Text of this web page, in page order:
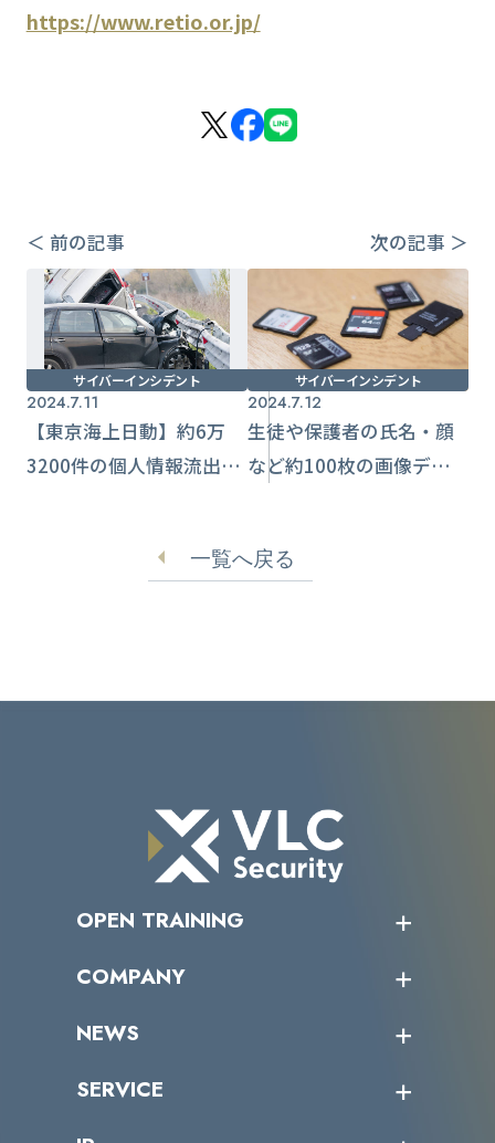
https://www.retio.or.jp/
＜ 前の記事 次の記事 ＞
サイバーインシデント
2024.7.11
【東京海上日動】約6万
3200件の個人情報流出お
サイバーインシデント
2024.7.12
生徒や保護者の氏名・顔
など約100枚の画像データ
一覧へ戻る
OPEN TRAINING
受講者の声
COMPANY
トップメッセージ
ミッション／ビジョン
NEWS
サイバーニュース
SERVICE